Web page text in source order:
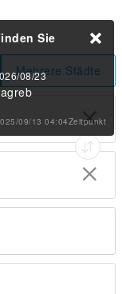
Mehrere Städte
Sie
08/23
09/13 04:04Zeitpunkt